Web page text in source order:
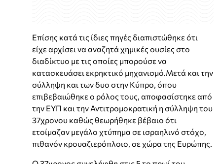
Επίσης κατά τις ίδιες πηγές διαπιστώθηκε ότι
είχε αρχίσει να αναζητά χημικές ουσίες στο
διαδίκτυο με τις οποίες μπορούσε να
κατασκευάσει εκρηκτικό μηχανισμό.Μετά και την
σύλληψη και των δυο στην Κύπρο, όπου
επιβεβαιώθηκε ο ρόλος τους, αποφασίστηκε από
την ΕΥΠ και την Αντιτρομοκρατική η σύλληψη του
37χρονου καθώς θεωρήθηκε βέβαιο ότι
ετοίμαζαν μεγάλο χτύπημα σε ισραηλινό στόχο,
πιθανόν κρουαζιερόπλοιο, σε χώρα της Ευρώπης.